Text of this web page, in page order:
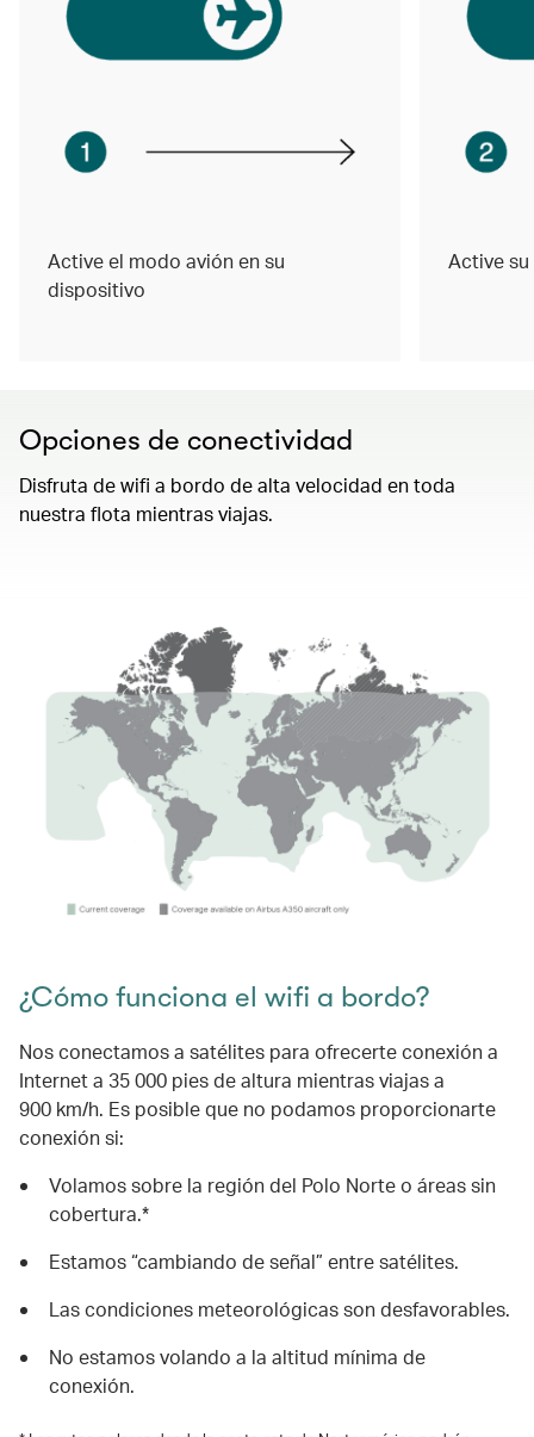
Active el modo avión en su
dispositivo
Active
Opciones de conectividad
Disfruta de wifi a bordo de alta velocidad en toda
nuestra flota mientras viajas.
¿Cómo funciona el wifi a bordo?
Nos conectamos a satélites para ofrecerte conexión a
Internet a 35 000 pies de altura mientras viajas a
900 km/h. Es posible que no podamos proporcionarte
conexión si:
Volamos sobre la región del Polo Norte o áreas sin
cobertura.*
Estamos “cambiando de señal” entre satélites.
Las condiciones meteorológicas son desfavorables.
No estamos volando a la altitud mínima de
conexión.